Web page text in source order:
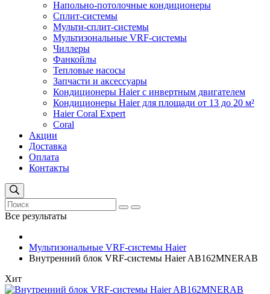
Напольно-потолочные кондиционеры
Сплит-системы
Мульти-сплит-системы
Мультизональные VRF-системы
Чиллеры
Фанкойлы
Тепловые насосы
Запчасти и аксессуары
Кондиционеры Haier с инвертным двигателем
Кондиционеры Haier для площади от 13 до 20 м²
Haier Coral Expert
Coral
Акции
Доставка
Оплата
Контакты
Все результаты
Мультизональные VRF-системы Haier
Внутренний блок VRF-системы Haier AB162MNERAB
Хит